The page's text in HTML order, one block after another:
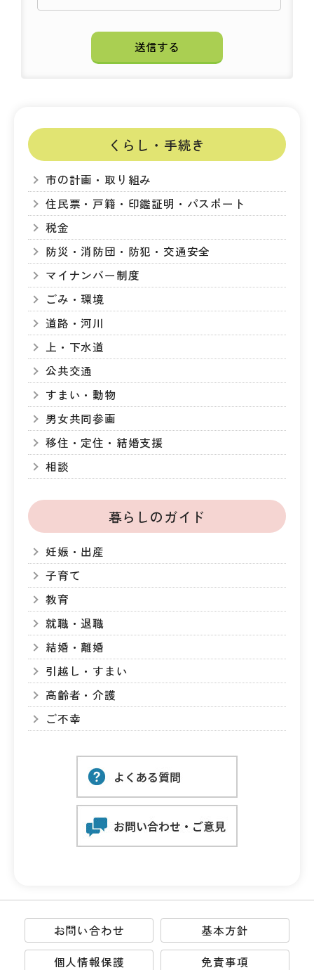
くらし・手続き
市の計画・取り組み
住民票・戸籍・印鑑証明・パスポート
税金
防災・消防団・防犯・交通安全
マイナンバー制度
ごみ・環境
道路・河川
上・下水道
公共交通
すまい・動物
男女共同参画
移住・定住・結婚支援
相談
暮らしのガイド
妊娠・出産
子育て
教育
就職・退職
結婚・離婚
引越し・すまい
高齢者・介護
ご不幸
お問い合わせ
基本方針
個人情報保護
免責事項